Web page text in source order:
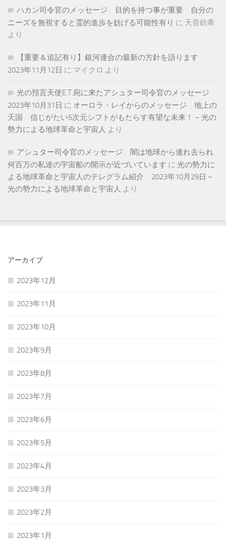
ハカン司令官のメッセージ 目的を持つ事が重要 自分の
ニーズを無視すると霊的進歩を妨げる可能性有り に 天音紡希
より
【重要＆追記有り】銀河連合の最新の方針を語ります
2023年11月12日 に マイクロ より
光の預言天使E.T.宛に来たアシュター司令官のメッセージ
2023年10月31日 に オーロラ・レイからのメッセージ 地上の
天国 信じがたい5次元シフトがもたらす有望な未来！ – 光の
勢力による地球革命と宇宙人 より
アシュター司令官のメッセージ 闇は地球から連れ去られ
何百万の私達の宇宙船の開示が近づいています に 光の勢力に
よる地球革命と宇宙人のテレグラム紹介 2023年10月29日 –
光の勢力による地球革命と宇宙人 より
アーカイブ
2023年12月
2023年11月
2023年10月
2023年9月
2023年8月
2023年7月
2023年6月
2023年5月
2023年4月
2023年3月
2023年2月
2023年1月